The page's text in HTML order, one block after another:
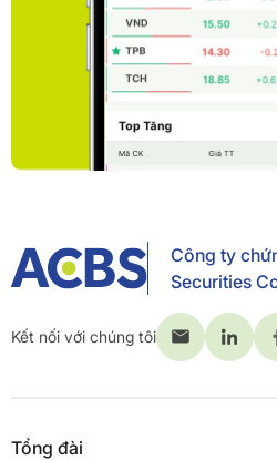
Công ty
Securities
Kết nối với chúng tôi
Tổng đài